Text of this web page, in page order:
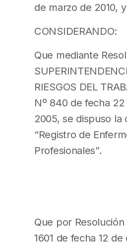
de marzo de 2010, y
CONSIDERANDO:
Que mediante
RIESGOS DEL
Nº 840 de fecha
2005, se dispuso la
“Registro de
Profesionales”.
Que por Resolución
1601 de fecha 12